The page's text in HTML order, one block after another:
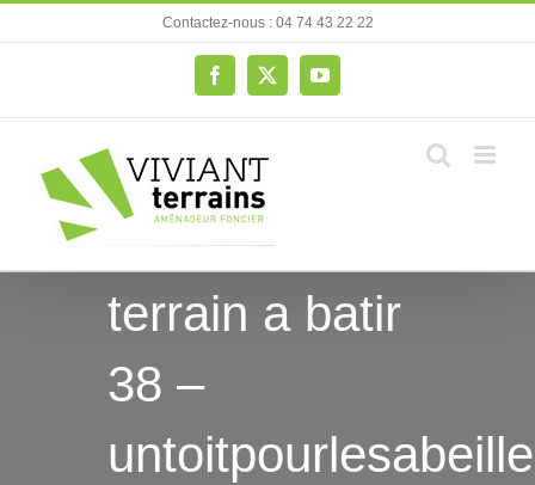
au
Contactez-nous : 04 74 43 22 22
Facebook
X YouTube
terrain a batir
38 –